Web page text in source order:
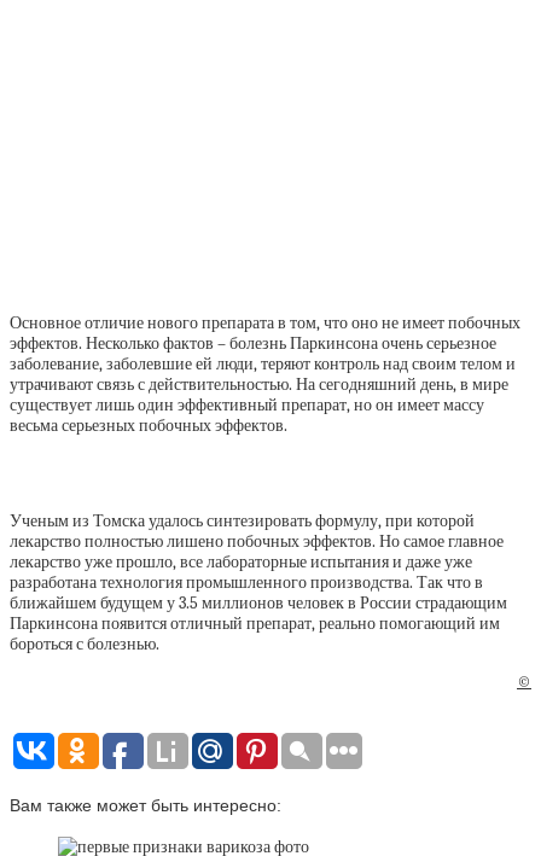
Основное отличие нового препарата в том, что оно не имеет побочных
эффектов. Несколько фактов – болезнь Паркинсона очень серьезное
заболевание, заболевшие ей люди, теряют контроль над своим телом и
утрачивают связь с действительностью. На сегодняшний день, в мире
существует лишь один эффективный препарат, но он имеет массу
весьма серьезных побочных эффектов.
Ученым из Томска удалось синтезировать формулу, при которой
лекарство полностью лишено побочных эффектов. Но самое главное
лекарство уже прошло, все лабораторные испытания и даже уже
разработана технология промышленного производства. Так что в
ближайшем будущем у 3.5 миллионов человек в России страдающим
Паркинсона появится отличный препарат, реально помогающий им
бороться с болезнью.
©
Вам также может быть интересно: